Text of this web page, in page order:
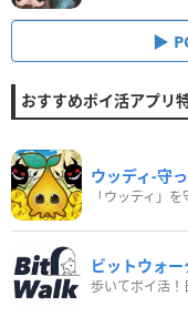
おすすめポイ活アプリ
ウッディ‐守
「ウッディ」
ビットウォー